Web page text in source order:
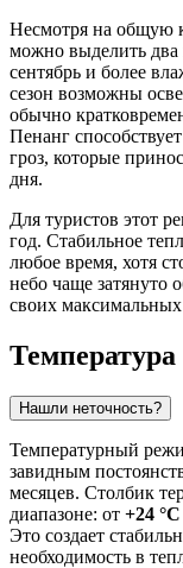
Несмотря на общую
можно выделить два
сентябрь и более
сезон возможны
обычно
Пенанг
гроз, которые
дня.
Для туристов этот
год. Стабильное
любое время, хотя
небо чаще затянуто
своих
Температура
Нашли неточность?
Температурный
завидным
месяцев. Столбик
диапазоне: от +24 °C
Это создает
необходимость в